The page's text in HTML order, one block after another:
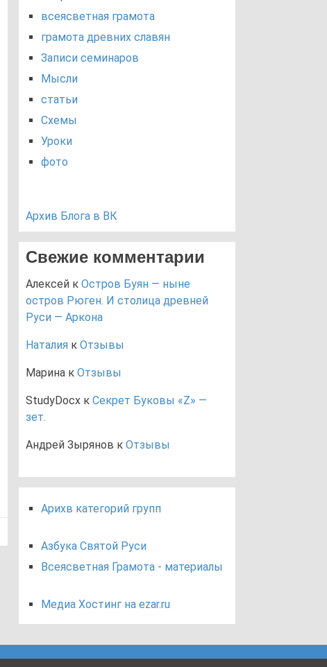
всеясветная грамота
грамота древних славян
Записи семинаров
Мысли
статьи
Схемы
Уроки
фото
Архив Блога в ВК
Свежие комментарии
Алексей к Остров Буян — ныне
остров Рюген. И столица древней
Руси — Аркона
Наталия к Отзывы
Марина к Отзывы
StudyDocx к Секрет Буковы «Z» —
зет.
Андрей Зырянов к Отзывы
Арихв категорий групп
Азбука Святой Руси
Всеясветная Грамота - материалы
Медиа Хостинг на ezar.ru